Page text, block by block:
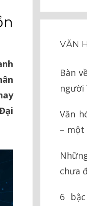
VĂN
Bàn
người
Văn
– một
chưa
6